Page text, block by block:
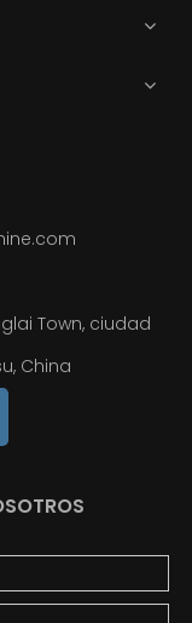
Town, ciudad
China